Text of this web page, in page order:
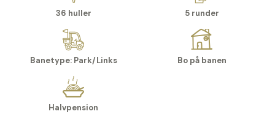
36 huller 5 runder
Banetype: Park/Links Bo på banen
Halvpension